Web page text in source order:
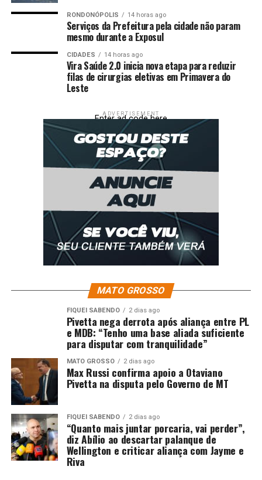
RELATED TOPICS: BENTO CAROL CELEBRAM
ENTRETENIMENTO
FILHO MESES NOSSA
PEIXINHO
THIAGUINHO TRÊS
Camila Queiroz se derrete ao mostrar cachorro
‘cuidando’ da filha recém-nascida
Paolla Oliveira entra no clima do Natal e exibe
decoração da árvore em casa: ‘Pronta’
RONDONÓPOLIS 14 horas ago
Serviços da Prefeitura pela cidade não param
mesmo durante a Exposul
CIDADES 14 horas ago
Vira Saúde 2.0 inicia nova etapa para reduzir
filas de cirurgias eletivas em Primavera do
Leste
ADVERTISEMENT
Enter ad code here
MATO GROSSO
FIQUEI SABENDO 2 dias ago
Pivetta nega derrota após aliança entre PL
e MDB: “Tenho uma base aliada suficiente
para disputar com tranquilidade”
MATO GROSSO 2 dias ago
Max Russi confirma apoio a Otaviano
Pivetta na disputa pelo Governo de MT
FIQUEI SABENDO 2 dias ago
“Quanto mais juntar porcaria, vai perder”,
diz Abílio ao descartar palanque de
Wellington e criticar aliança com Jayme e
Riva